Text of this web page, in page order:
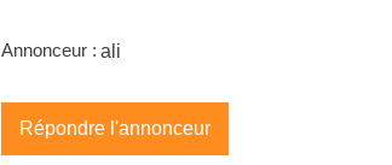
Annonceur : ali
Répondre l'annonceur